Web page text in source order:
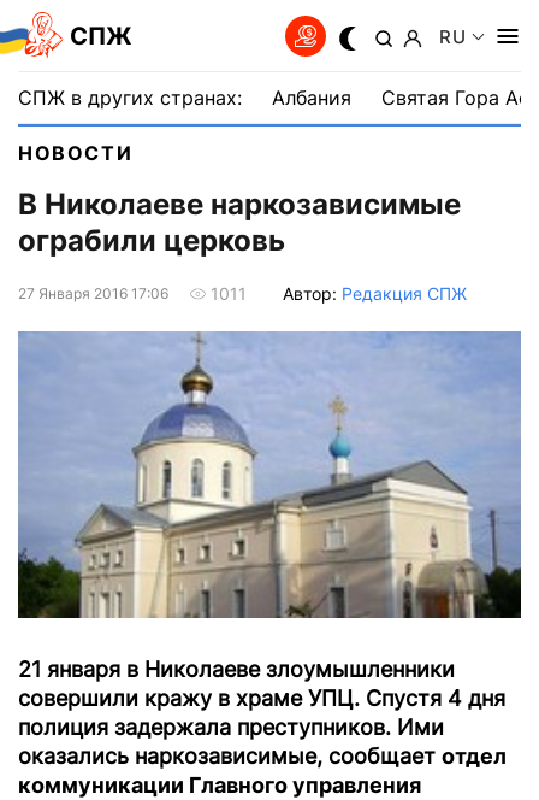
СПЖ RU
СПЖ в других странах: Албания Святая Гора
НОВОСТИ
В Николаеве наркозависимые
ограбили церковь
27 Января 2016 17:06 1011 Автор: Редакция СПЖ
21 января в Николаеве злоумышленники
совершили кражу в храме УПЦ. Спустя 4 дня
полиция задержала преступников. Ими
оказались наркозависимые, сообщает отдел
коммуникации Главного управления